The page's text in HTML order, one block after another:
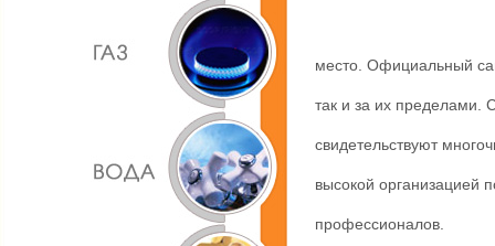
место. Официальный
так и за их пределами.
свидетельствуют
высокой организацией
профессионалов.